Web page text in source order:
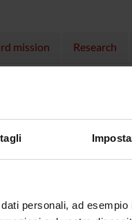
personali, ad
mission Research
period selected:0.
the timetable and